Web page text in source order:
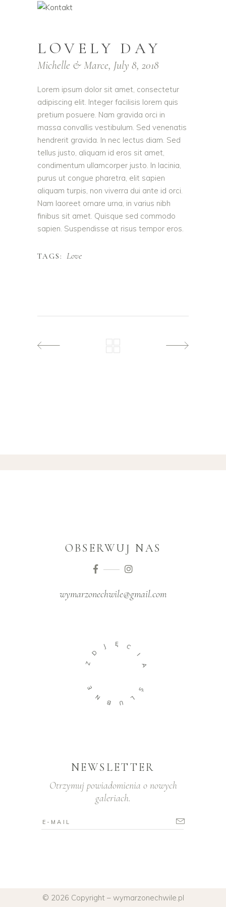
LOVELY DAY
Michelle & Marce, July 8, 2018
Lorem ipsum dolor sit amet, consectetur
adipiscing elit. Integer facilisis lorem quis
pretium posuere. Nam gravida orci in
massa convallis vestibulum. Sed venenatis
hendrerit gravida. In nec lectus diam. Sed
tellus justo, aliquam id eros sit amet,
condimentum ullamcorper justo. In lacinia,
purus ut congue pharetra, elit sapien
aliquam turpis, non viverra dui ante id orci.
Nam laoreet ornare urna, in varius nibh
finibus sit amet. Quisque sed commodo
sapien. Suspendisse at risus tempor eros.
TAGS: Love
OBSERWUJ NAS
wymarzonechwile@gmail.com
Z
D
J Ę C
I
A
Ś
L
U
B
N
E
NEWSLETTER
Otrzymuj powiadomienia o nowych
galeriach.
© 2026 Copyright – wymarzonechwile.pl